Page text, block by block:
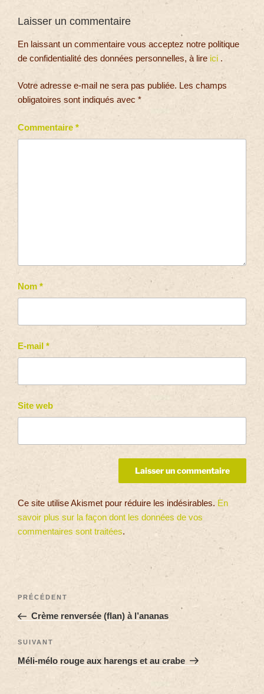
Laisser un commentaire
En laissant un commentaire vous acceptez notre politique
de confidentialité des données personnelles, à lire ici .
Votre adresse e-mail ne sera pas publiée. Les champs
obligatoires sont indiqués avec *
Commentaire *
Nom *
E-mail *
Site web
Ce site utilise Akismet pour réduire les indésirables. En
savoir plus sur la façon dont les données de vos
commentaires sont traitées.
PRÉCÉDENT
Crème renversée (flan) à l’ananas
SUIVANT
Méli-mélo rouge aux harengs et au crabe